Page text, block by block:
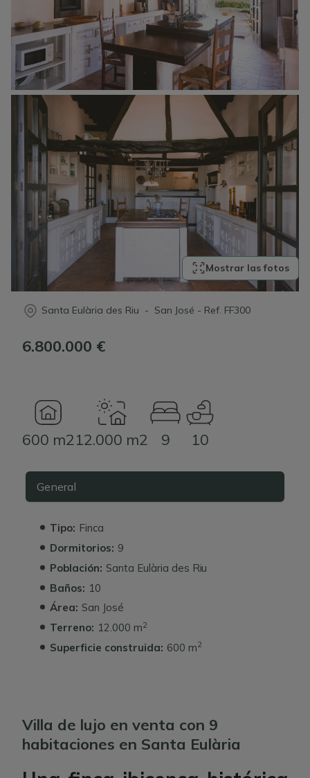
Mostrar las fotos
Santa Eulària des Riu - San José - Ref. FF300
6.800.000 €
600 m212.000 m2 9 10
General
Tipo: Finca
Dormitorios: 9
Población: Santa Eulària des Riu
Baños: 10
Área: San José
Terreno: 12.000 m2
Superficie construida: 600 m2
Villa de lujo en venta con 9
habitaciones en Santa Eulària